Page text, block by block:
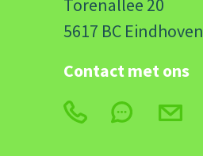
Torenallee 20
5617 BC Eindhoven
Contact met ons